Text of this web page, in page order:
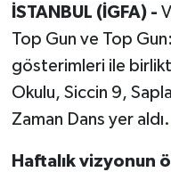
İSTANBUL (İGFA) -
Top Gun ve Top
gösterimleri ile
Okulu, Siccin 9,
Zaman Dans yer aldı.
Haftalık vizyonun